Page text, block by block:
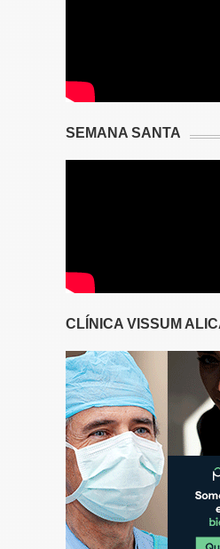
SEMANA SANTA
CLÍNICA VISSUM